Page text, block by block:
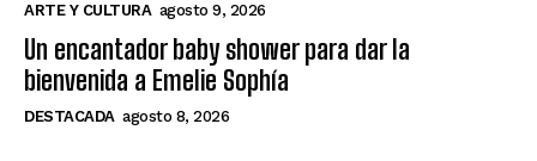
ARTE Y CULTURA agosto 9, 2026
Un encantador baby shower para dar la
bienvenida a Emelie Sophía
DESTACADA agosto 8, 2026